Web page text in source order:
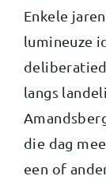
Enkele
lumineuze
langs
die dag
een of